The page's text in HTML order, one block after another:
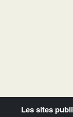
Les sites